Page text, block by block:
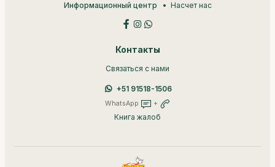
Информационный центр Насчет нас
Контакты
Связаться с нами
+51 91518-1506
WhatsApp +
Книга жалоб